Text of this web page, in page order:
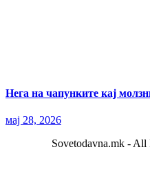
Нега на чапунките кај
мај 28, 2026
Sovetodavna.mk - All